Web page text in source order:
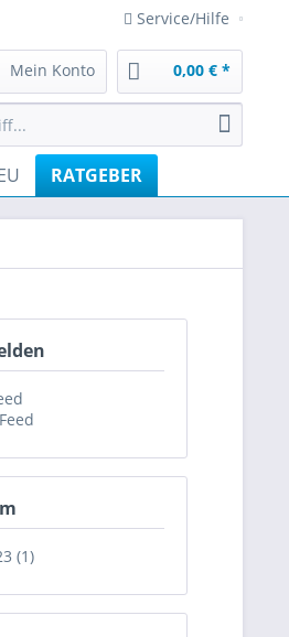
Service/Hilfe
Mein Konto 0,00 € *
RATGEBER
(1)